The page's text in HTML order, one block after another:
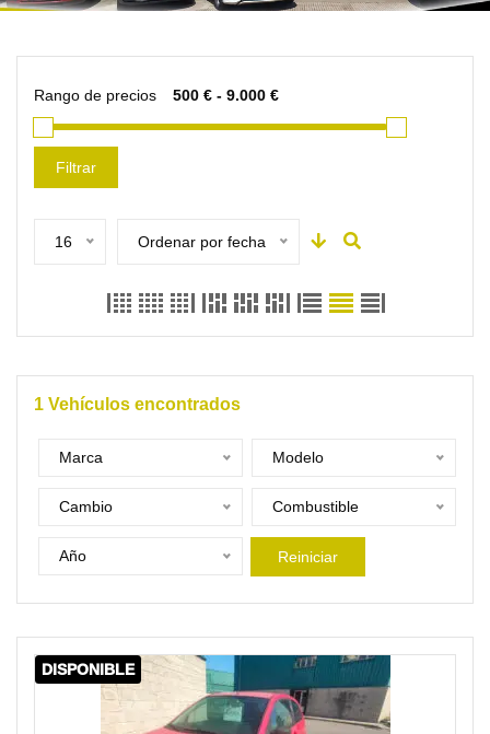
Rango de precios
Filtrar
16 Ordenar por fecha
1 Vehículos encontrados
Marca Modelo
Cambio Combustible
Año Reiniciar
DISPONIBLE